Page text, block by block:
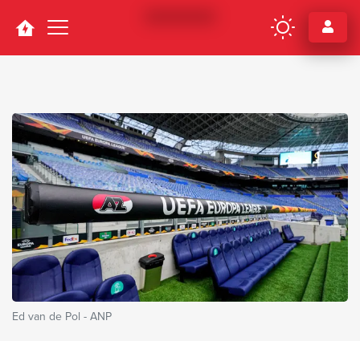
Navigation
Ed van de Pol - ANP